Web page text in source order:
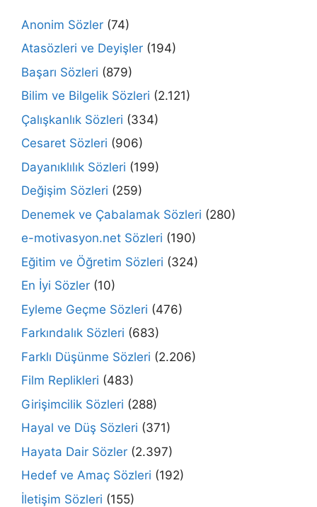
Anonim Sözler (74)
Atasözleri ve Deyişler (194)
Başarı Sözleri (879)
Bilim ve Bilgelik Sözleri (2.121)
Çalışkanlık Sözleri (334)
Cesaret Sözleri (906)
Dayanıklılık Sözleri (199)
Değişim Sözleri (259)
Denemek ve Çabalamak Sözleri (280)
e-motivasyon.net Sözleri (190)
Eğitim ve Öğretim Sözleri (324)
En İyi Sözler (10)
Eyleme Geçme Sözleri (476)
Farkındalık Sözleri (683)
Farklı Düşünme Sözleri (2.206)
Film Replikleri (483)
Girişimcilik Sözleri (288)
Hayal ve Düş Sözleri (371)
Hayata Dair Sözler (2.397)
Hedef ve Amaç Sözleri (192)
İletişim Sözleri (155)